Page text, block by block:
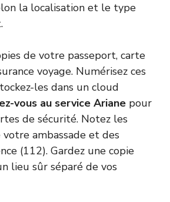
la localisation et le type
de votre passeport, carte
voyage. Numérisez ces
les dans un cloud
vous au service Ariane pour
de sécurité. Notez les
ambassade et des
(112). Gardez une copie
lieu sûr séparé de vos